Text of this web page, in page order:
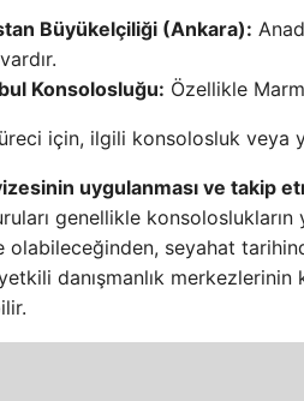
Büyükelçiliği (Ankara):
Konsolosluğu: Özellikle
için, ilgili konsolosluk veya
uygulanması ve takip
genellikle
olabileceğinden, seyahat
danışmanlık